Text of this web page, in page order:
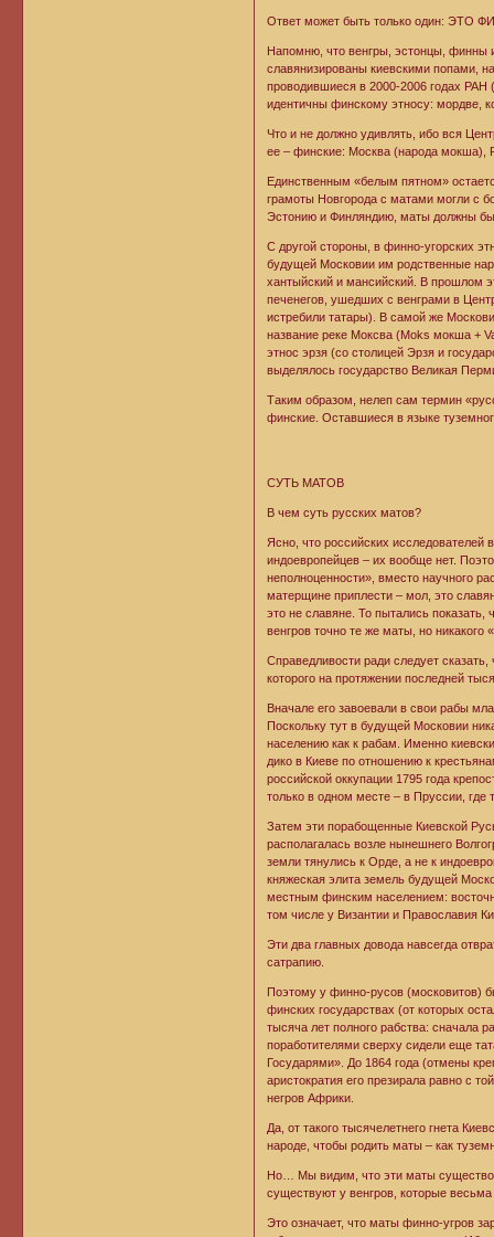
Ответ может быть только один:
Напомню, что венгры, эстонцы, финны
славянизированы киевскими попами,
проводившиеся в 2000-2006 годах РАН
идентичны финскому этносу: мордве,
Что и не должно удивлять, ибо вся
ее – финские: Москва (народа мокша),
Единственным «белым пятном»
грамоты Новгорода с матами могли с
Эстонию и Финляндию, маты должны
С другой стороны, в финно-угорских
будущей Московии им родственные
хантыйский и мансийский. В прошлом
печенегов, ушедших с венграми в
истребили татары). В самой же
название реке Моксва (Moks мокша +
этнос эрзя (со столицей Эрзя и
выделялось государство Великая
Таким образом, нелеп сам термин
финские. Оставшиеся в языке
СУТЬ МАТОВ
В чем суть русских матов?
Ясно, что российских исследователей
индоевропейцев – их вообще нет.
неполноценности», вместо научного
матерщине приплести – мол, это
это не славяне. То пытались
венгров точно те же маты, но никакого
Справедливости ради следует
которого на протяжении последней
Вначале его завоевали в свои рабы
Поскольку тут в будущей Московии
населению как к рабам. Именно
дико в Киеве по отношению к
российской оккупации 1795 года
только в одном месте – в Пруссии,
Затем эти порабощенные Киевской
располагалась возле нынешнего
земли тянулись к Орде, а не к
княжеская элита земель будущей
местным финским населением:
том числе у Византии и Православия
Эти два главных довода навсегда
сатрапию.
Поэтому у финно-русов (московитов)
финских государствах (от которых
тысяча лет полного рабства: сначала
поработителями сверху сидели еще
Государями». До 1864 года (отмены
аристократия его презирала равно с
негров Африки.
Да, от такого тысячелетнего гнета
народе, чтобы родить маты – как
Но… Мы видим, что эти маты
существуют у венгров, которые
Это означает, что маты финно-угров